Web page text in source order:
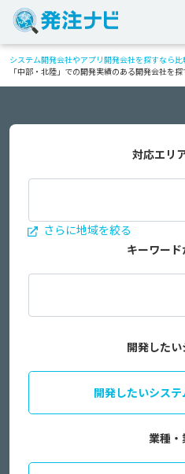
システム開発会社やアプリ開発会社を探すなら比
「中部・北陸」での開発実績のある開発会社を探
対応エリ
さらに地域を絞る
キーワー
開発した
開発したいシス
業種・